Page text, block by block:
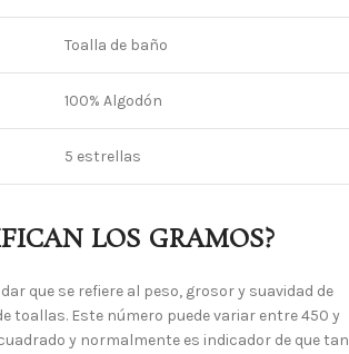
Toalla de baño
100% Algodón
5 estrellas
LOS GRAMOS?
que se refiere al peso, grosor y suavidad de
toallas. Este número puede variar entre 450 y
y normalmente es indicador de que tan